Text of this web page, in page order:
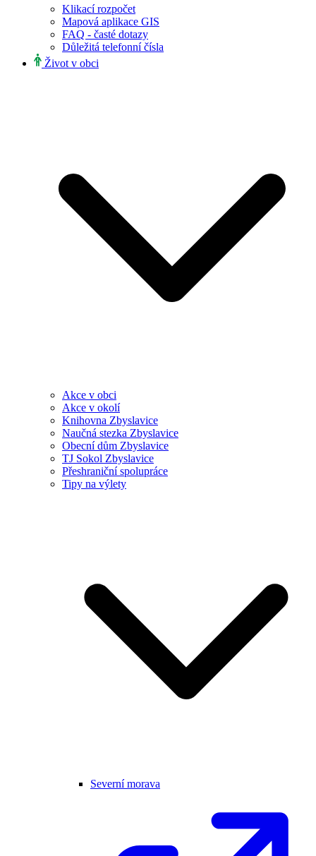
Klikací rozpočet
Mapová aplikace GIS
FAQ - časté dotazy
Důležitá telefonní čísla
Život v obci
Akce v obci
Akce v okolí
Knihovna Zbyslavice
Naučná stezka Zbyslavice
Obecní dům Zbyslavice
TJ Sokol Zbyslavice
Přeshraniční spolupráce
Tipy na výlety
Severní morava